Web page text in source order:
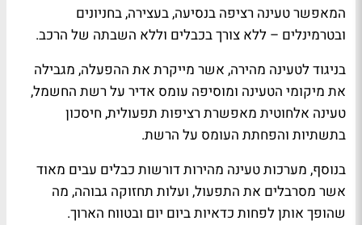
המאפשרטעינה רציפה בנסיעה, בעצירה, בחניונים
ובטרמינלים – ללא צורך בכבלים וללא השבתה של הרכב.
בניגוד לטעינה מהירה, אשר מייקרת את ההפעלה, מגבילה
את מיקומי הטעינה ומוסיפה עומס אדיר על רשת החשמל,
טעינה אלחוטית מאפשרת רציפות תפעולית, חיסכון
בתשתיות והפחתת העומס על הרשת.
בנוסף, מערכות טעינה מהירות דורשות כבלים עבים מאוד
אשר מסרבלים את התפעול, ועלות תחזוקה גבוהה, מה
שהופך אותן לפחות כדאיות ביום יום ובטווח הארוך.